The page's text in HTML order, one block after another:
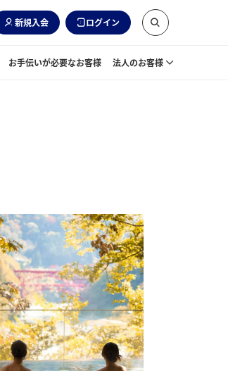
新規入会 ログイン
お手伝いが必要なお客様 法人のお客様